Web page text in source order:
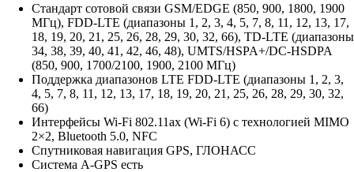
Стандарт сотовой связи GSM/EDGE (850, 900, 1800, 1900
МГц), FDD‑LTE (диапазоны 1, 2, 3, 4, 5, 7, 8, 11, 12, 13, 17,
18, 19, 20, 21, 25, 26, 28, 29, 30, 32, 66), TD‑LTE (диапазоны
34, 38, 39, 40, 41, 42, 46, 48), UMTS/HSPA+/DC‑HSDPA
(850, 900, 1700/2100, 1900, 2100 МГц)
Поддержка диапазонов LTE FDD‑LTE (диапазоны 1, 2, 3,
4, 5, 7, 8, 11, 12, 13, 17, 18, 19, 20, 21, 25, 26, 28, 29, 30, 32,
66)
Интерфейсы Wi‑Fi 802.11ax (Wi‑Fi 6) с технологией MIMO
2×2, Bluetooth 5.0, NFC
Спутниковая навигация GPS, ГЛОНАСС
Система A-GPS есть